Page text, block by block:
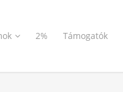
2% Támogatók